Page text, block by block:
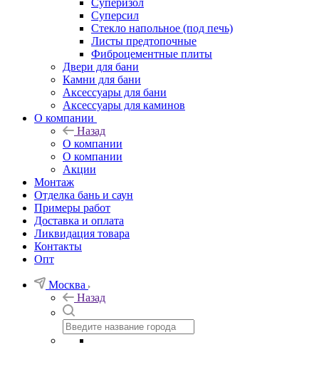
Суперизол
Суперсил
Стекло напольное (под печь)
Листы предтопочные
Фиброцементные плиты
Двери для бани
Камни для бани
Аксессуары для бани
Аксессуары для каминов
О компании
Назад
О компании
О компании
Акции
Монтаж
Отделка бань и саун
Примеры работ
Доставка и оплата
Ликвидация товара
Контакты
Опт
Москва
Назад